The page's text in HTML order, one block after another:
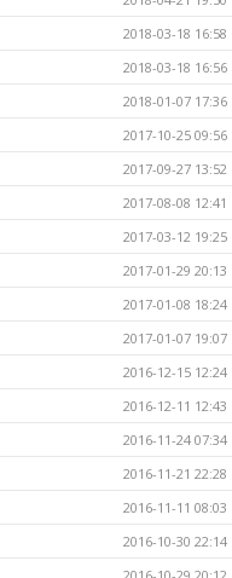
2018-03-18 16:58
2018-03-18 16:56
2018-01-07 17:36
2017-10-25 09:56
2017-09-27 13:52
2017-08-08 12:41
2017-03-12 19:25
2017-01-29 20:13
2017-01-08 18:24
2017-01-07 19:07
2016-12-15 12:24
2016-12-11 12:43
2016-11-24 07:34
2016-11-21 22:28
2016-11-11 08:03
2016-10-30 22:14